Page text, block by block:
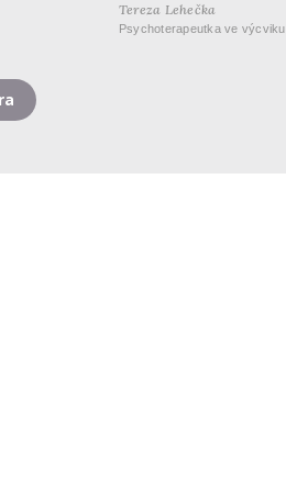
Tereza Lehečka
Psychoterapeutka ve výcviku